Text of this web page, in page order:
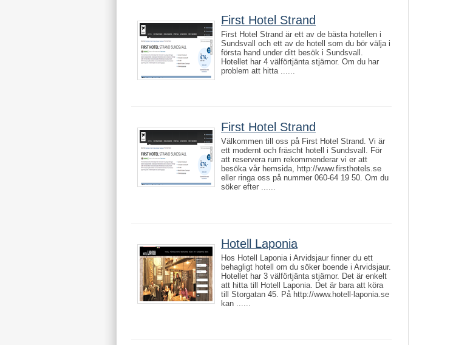
First Hotel Strand
First Hotel Strand är ett av de bästa hotellen i
Sundsvall och ett av de hotell som du bör välja i
första hand under ditt besök i Sundsvall.
Hotellet har 4 välförtjänta stjärnor. Om du har
problem att hitta ......
First Hotel Strand
Välkommen till oss på First Hotel Strand. Vi är
ett modernt och fräscht hotell i Sundsvall. För
att reservera rum rekommenderar vi er att
besöka vår hemsida, http://www.firsthotels.se
eller ringa oss på nummer 060-64 19 50. Om du
söker efter ......
Hotell Laponia
Hos Hotell Laponia i Arvidsjaur finner du ett
behagligt hotell om du söker boende i Arvidsjaur.
Hotellet har 3 välförtjänta stjärnor. Det är enkelt
att hitta till Hotell Laponia. Det är bara att köra
till Storgatan 45. På http://www.hotell-laponia.se
kan ......